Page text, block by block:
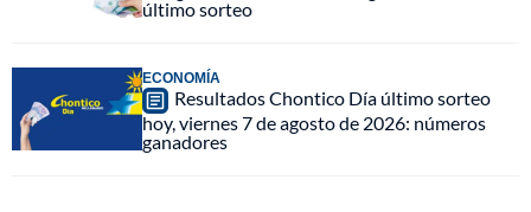
último sorteo
ECONOMÍA
Resultados Chontico Día último sorteo
hoy, viernes 7 de agosto de 2026: números
ganadores